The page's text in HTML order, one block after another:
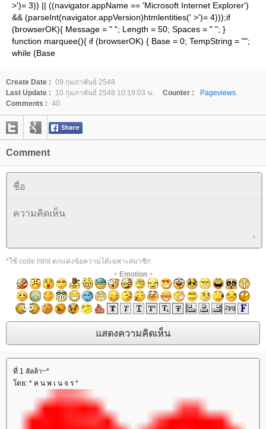
>')= 3)) || ((navigator.appName == 'Microsoft Internet Explorer')
&& (parseInt(navigator.appVersion)htmlentities(' >')= 4)));if
(browserOK){ Message = " "; Length = 50; Spaces = " "; }
function marquee(){ if (browserOK) { Base = 0; TempString = "";
while (Base
Create Date : 09 กุมภาพันธ์ 2548
Last Update :
10 กุมภาพันธ์ 2548 10:19:03 น. Counter :
Pageviews.
Comments : 40
Comment
*ใช้ code html ตกแต่งข้อความได้เฉพาะสมาชิก
+ Emotion+
ที่ 1 ลัลล้า~*
ดย: * ค น พ เ น จ ร *